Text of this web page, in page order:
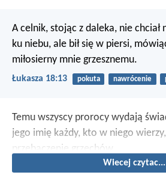
A celnik, stojąc z daleka, nie chciał
ku niebu, ale bił się w piersi,
miłosierny mnie grzesznemu.
Łukasza 18:13 pokuta nawrócenie
Temu wszyscy prorocy wydają
jego imię każdy, kto w niego
przebaczenie grzechów.
Wiecej czytac...